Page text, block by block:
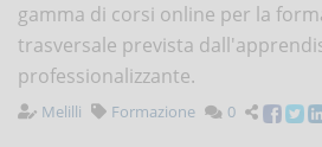
gamma di corsi online per la
trasversale prevista
professionalizzante.
Melilli Formazione 0